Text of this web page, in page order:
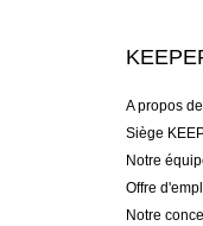
A propos
Siège
Notre
Offre
Notre